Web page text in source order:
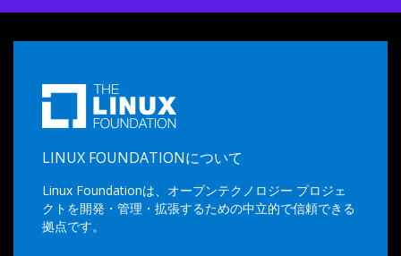
LINUX FOUNDATIONについて
Linux Foundationは、オープンテクノロジー プロジェ
クトを開発・管理・拡張するための中立的で信頼できる
拠点です。